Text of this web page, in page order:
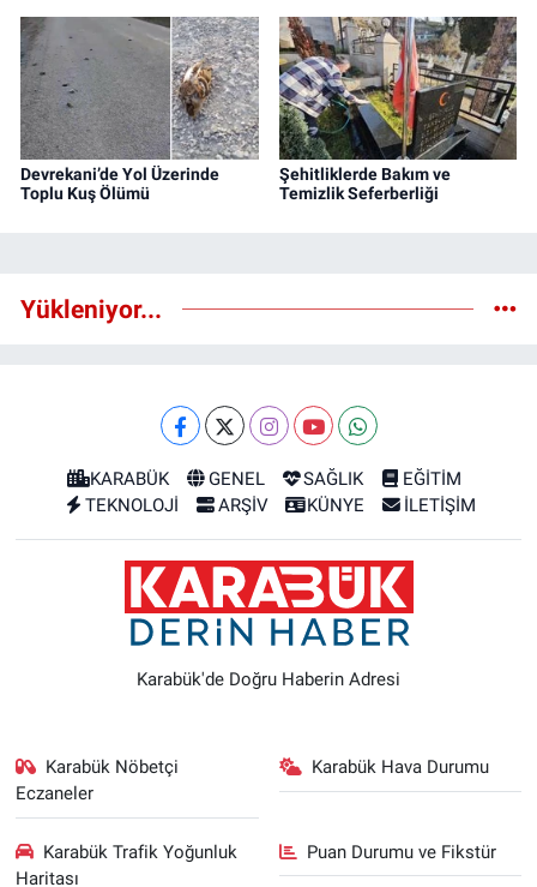
Devrekani’de Yol Üzerinde
Toplu Kuş Ölümü
Şehitliklerde Bakım ve
Temizlik Seferberliği
Yükleniyor...
KARABÜK GENEL SAĞLIK
EĞİTİM
TEKNOLOJİ
ARŞİV KÜNYE İLETİŞİM
Karabük'de Doğru Haberin Adresi
Karabük Nöbetçi
Eczaneler
Karabük Hava Durumu
Karabük Trafik Yoğunluk
Haritası
Puan Durumu ve Fikstür